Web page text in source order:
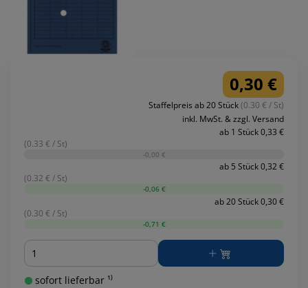
0,30 €
Staffelpreis ab 20 Stück(0.30 € / St)
inkl. MwSt. & zzgl. Versand
ab 1 Stück 0,33 €
(0.33 € / St)
-0,00 €
ab 5 Stück 0,32 €
(0.32 € / St)
-0,06 €
ab 20 Stück 0,30 €
(0.30 € / St)
-0,71 €
Menge
sofort lieferbar ¹⁾